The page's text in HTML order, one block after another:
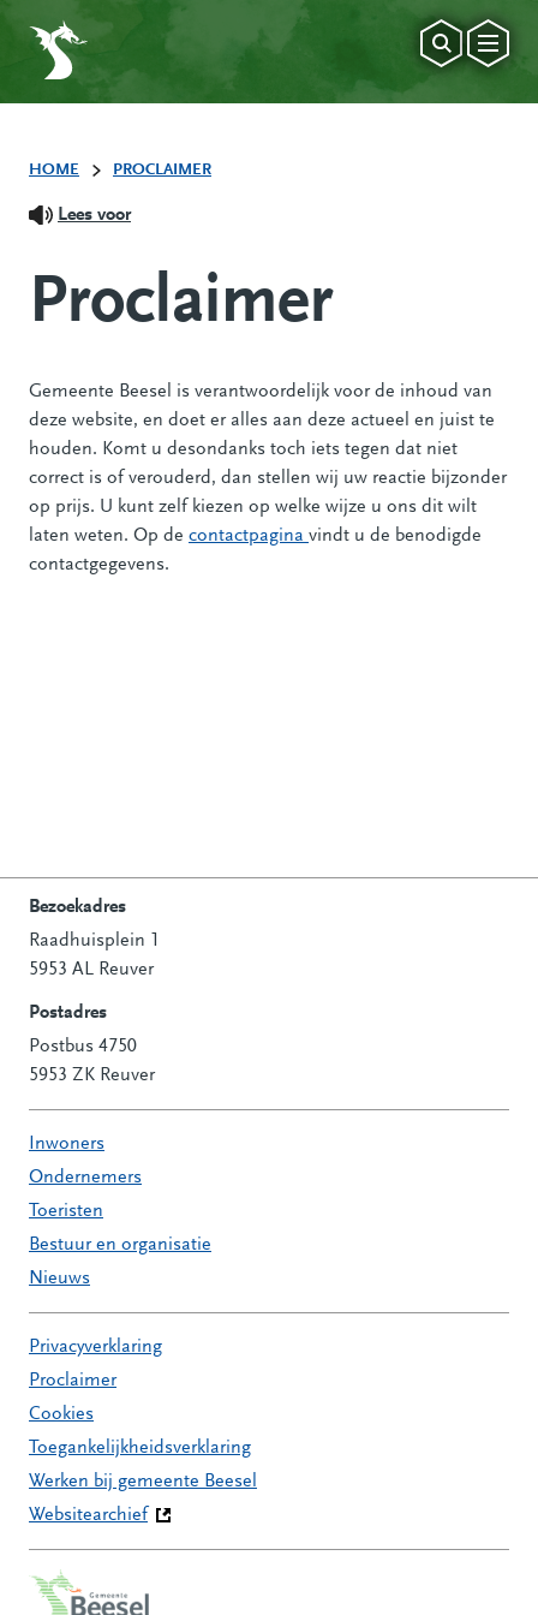
HOME PROCLAIMER
Lees voor
Proclaimer
Gemeente Beesel is verantwoordelijk voor de inhoud van
deze website, en doet er alles aan deze actueel en juist te
houden. Komt u desondanks toch iets tegen dat niet
correct is of verouderd, dan stellen wij uw reactie bijzonder
op prijs. U kunt zelf kiezen op welke wijze u ons dit wilt
laten weten. Op de contactpagina vindt u de benodigde
contactgegevens.
Contactinformatie
Bezoekadres
Raadhuisplein 1
5953 AL Reuver
Postadres
Postbus 4750
5953 ZK Reuver
Inwoners
Ondernemers
Toeristen
Bestuur en organisatie
Nieuws
Privacyverklaring
Proclaimer
Cookies
Toegankelijkheidsverklaring
Werken bij gemeente Beesel
Websitearchief